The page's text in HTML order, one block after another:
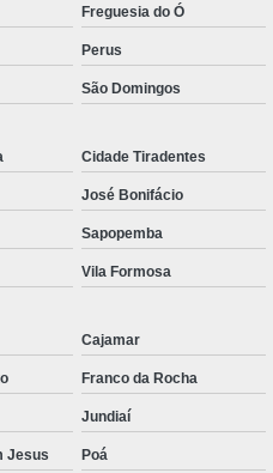
Freguesia do Ó
Perus
São Domingos
Cidade Tiradentes
José Bonifácio
Sapopemba
Vila Formosa
Cajamar
Franco da Rocha
Jundiaí
Jesus Poá